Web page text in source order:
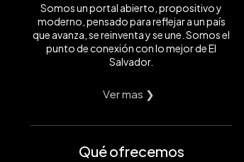
Somos un portal abierto, propositivo y
moderno, pensado para reflejar a un país
que avanza, se reinventa y se une. Somos el
punto de conexión con lo mejor de El
Salvador.
Ver mas ❯
Qué ofrecemos